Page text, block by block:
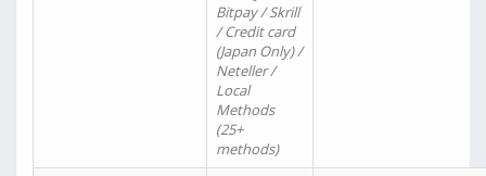
Bitpay / Skrill
/ Credit card
(Japan Only) /
Neteller /
Local
Methods
(25+
methods)